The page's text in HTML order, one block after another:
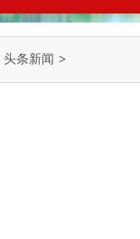
头条新闻 >